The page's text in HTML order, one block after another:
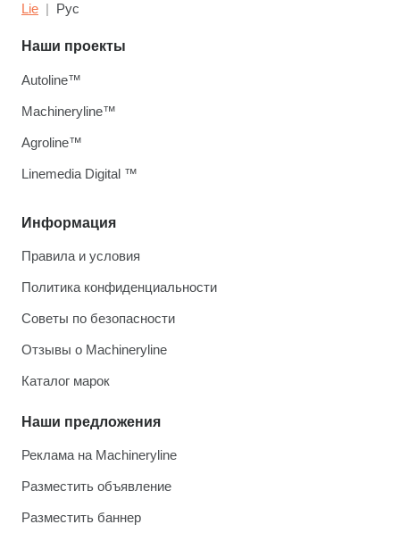
Lie Рус
Информация
Правила и условия
Политика конфиденциальности
Советы по безопасности
Отзывы о Machineryline
Каталог марок
Наши предложения
Реклама на Machineryline
Разместить объявление
Разместить баннер
Наши проекты
Autoline™
Machineryline™
Agroline™
Linemedia Digital ™